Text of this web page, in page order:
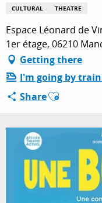
PLAN
ESPACE
CULTURAL THEATRE
Espace Léonard de
1er étage, 06210
Getting there
I'm going by
ShareAjouter aux